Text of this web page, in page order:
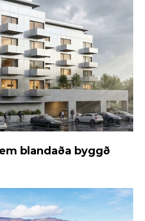
blandaða byggð